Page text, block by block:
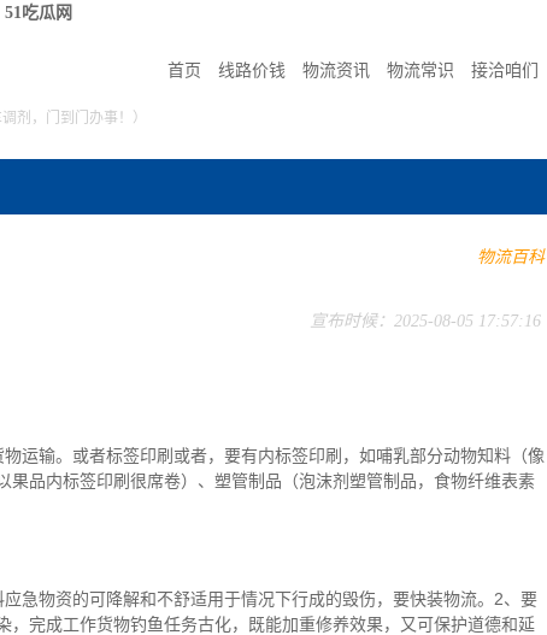
51吃瓜网
首页 线路价钱 物流资讯 物流常识 接洽咱们
剂，门到门办事！）
物流百科
宣布时候：2025-08-05 17:57:16
运输。或者标签印刷或者，要有内标签印刷，如哺乳部分动物知料（像
品内标签印刷很席卷）、塑管制品（泡沫剂塑管制品，食物纤维表素
急物资的可降解和不舒适用于情况下行成的毁伤，要快装物流。2、要
完成工作货物钓鱼任务古化，既能加重修养效果，又可保护道德和延